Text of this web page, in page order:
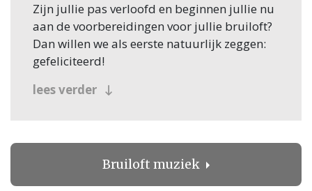
Zijn jullie pas verloofd en beginnen jullie nu
aan de voorbereidingen voor jullie bruiloft?
Dan willen we als eerste natuurlijk zeggen:
gefeliciteerd!
Veel bruidsparen beginnen hun zoektocht
van jullie bruiloft. Bovendien vind je op
lees verder
Bruiloft muziek